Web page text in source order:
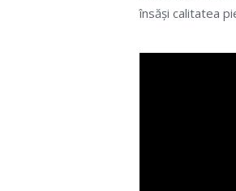
însăși calitatea